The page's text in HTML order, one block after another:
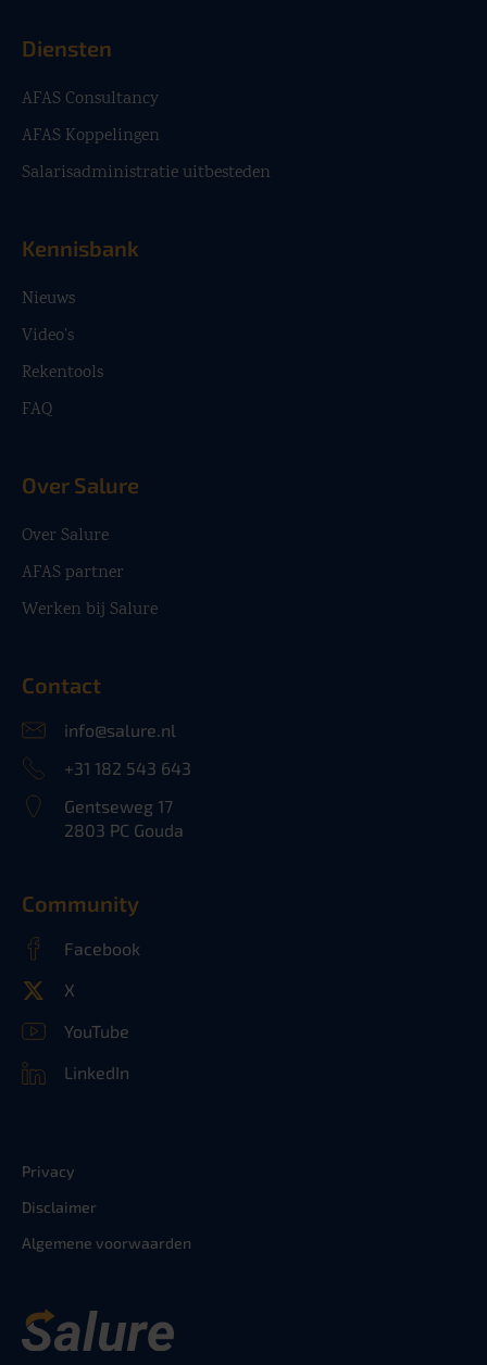
Diensten
AFAS Consultancy
AFAS Koppelingen
Salarisadministratie uitbesteden
Kennisbank
Nieuws
Video’s
Rekentools
FAQ
Over Salure
Over Salure
AFAS partner
Werken bij Salure
Contact
info@salure.nl
+31 182 543 643
Gentseweg 17
2803 PC Gouda
Community
Facebook
X
YouTube
LinkedIn
Privacy
Disclaimer
Algemene voorwaarden